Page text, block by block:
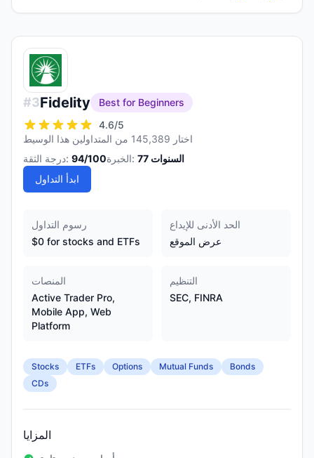
#3Fidelity
Best for Beginners
4.6/5
اختار 145,389 من المتداولين هذا الوسيط
درجة الثقة: 94/100 الخبرة: 77 السنوات
ابدأ التداول
رسوم التداول
$0 for stocks and ETFs
الحد الأدنى للإيداع
عرض الموقع
المنصات
Active Trader Pro,
Mobile App, Web
Platform
التنظيم
SEC, FINRA
Stocks ETFs Options Mutual Funds
Bonds
CDs
المزايا